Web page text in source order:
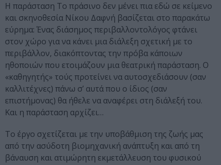
H παράσταση Το πράσινο δεν μένει πια εδώ σε κείμενο
και σκηνοθεσία Νίκου Δαφνή βασίζεται στο παρακάτω
εύρημα: Ένας διάσημος περιβαλλοντολόγος φτάνει
στον χώρο για να κάνει μια διάλεξη σχετική με το
περιβάλλον, διακόπτοντας την πρόβα κάποιων
ηθοποιών που ετοιμάζουν μια θεατρική παράσταση. Ο
«καθηγητής» τούς προτείνει να αυτοσχεδιάσουν (σαν
καλλιτέχνες) πάνω σ’ αυτά που ο ίδιος (σαν
επιστήμονας) θα ήθελε να αναφέρει στη διάλεξή του.
Και η παράσταση αρχίζει…
Το έργο σχετίζεται με την υποβάθμιση της ζωής μας
από την ασύδοτη βιομηχανική ανάπτυξη και από τη
βάναυση και ατιμώρητη εκμετάλλευση του φυσικού